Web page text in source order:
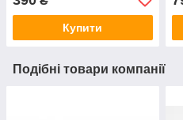
Купити
Подібні товари компанії